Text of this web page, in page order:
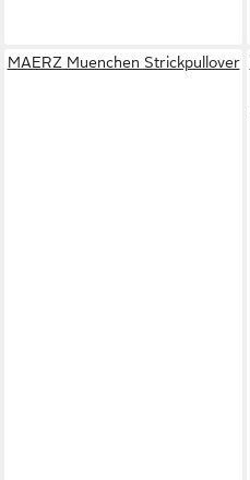
MAERZ Muenchen Strickpullover